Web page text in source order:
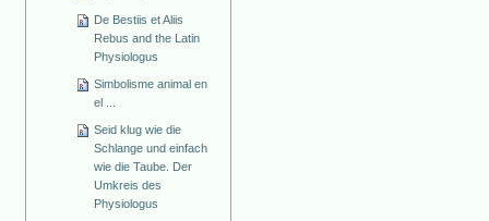
De Bestiis et Aliis
Rebus and the Latin
Physiologus
Simbolisme animal en
el ...
Seid klug wie die
Schlange und einfach
wie die Taube. Der
Umkreis des
Physiologus